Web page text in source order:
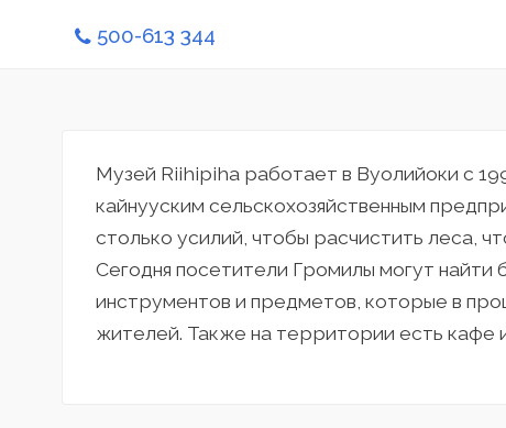
500-613 344
Музей Riihipiha работает в Вуолийоки с
кайнууским сельскохозяйственным
столько усилий, чтобы расчистить леса,
Сегодня посетители Громилы могут
инструментов и предметов, которые в
жителей. Также на территории есть кафе